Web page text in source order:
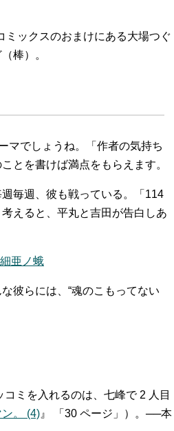
ックスのおまけにある大場つぐ
棒）。
マでしょうね。「作者の気持ち
とを書けば満点をもらえます。
毎週、彼も戦っている。「114
えると、平丸と吉田が告白しあ
亜ノ蛾
彼らには、
魂のこもってない
ミを入れるのは、七峰で 2 人目
。 (4) 』 「30 ページ」）。──本